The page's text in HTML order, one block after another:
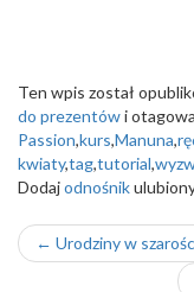
Ten wpis został
do prezentówi
Passion,kurs,Manuna,
kwiaty,tag,tutorial,
Dodajodnośnik
← Urodziny w